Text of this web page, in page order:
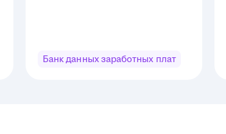
Банк данных заработных плат